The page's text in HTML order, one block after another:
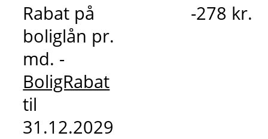
Rabat på
boliglån pr.
md. -
BoligRabat
til
31.12.2029
-278 kr.